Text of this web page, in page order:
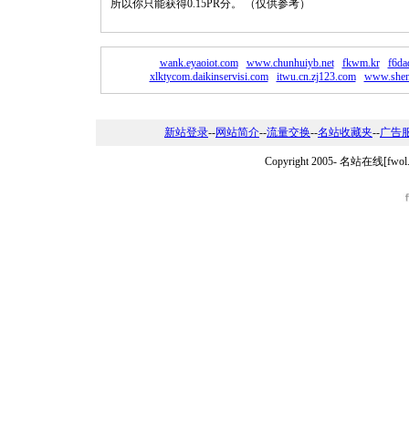
所以你只能获得0.15PR分。 （仅供参考）
wank.eyaoiot.com www.chunhuiyb.net fkwm.kr
xlktycom.daikinservisi.com
itwu.cn.zj123.com
新站登录--网站简介--流量交换--名站收藏夹--广告
Copyright 2005- 名站在线